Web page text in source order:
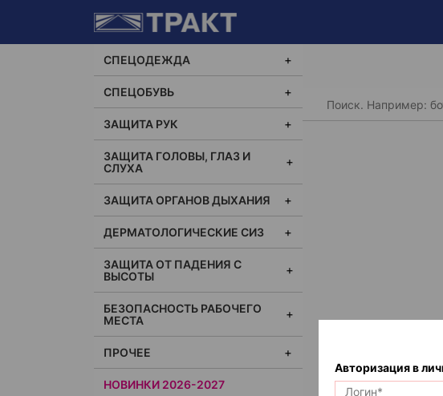
СПЕЦОДЕЖДА
СПЕЦОБУВЬ
ЗАЩИТА РУК
ЗАЩИТА ГОЛОВЫ, ГЛАЗ И
СЛУХА
ЗАЩИТА ОРГАНОВ ДЫХАНИЯ
ДЕРМАТОЛОГИЧЕСКИЕ СИЗ
ЗАЩИТА ОТ ПАДЕНИЯ С
ВЫСОТЫ
БЕЗОПАСНОСТЬ РАБОЧЕГО
МЕСТА
ПРОЧЕЕ
НОВИНКИ 2026-2027
Авторизация в